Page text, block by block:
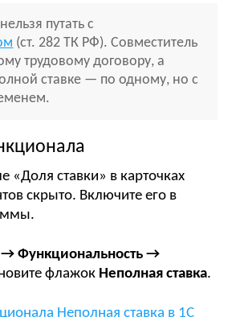
нельзя путать с
(ст. 282 ТК РФ). Совместитель
трудовому договору, а
ставке — по одному, но с
«Доля ставки» в карточках
скрыто. Включите его в
→ Функциональность →
флажок Неполная ставка.